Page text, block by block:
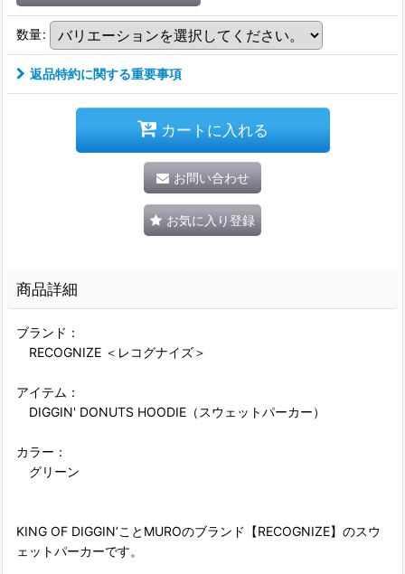
数量:
返品特約に関する重要事項
カートに入れる
お問い合わせ
お気に入り登録
商品詳細
ブランド：
RECOGNIZE ＜レコグナイズ＞
アイテム：
DIGGIN' DONUTS HOODIE（スウェットパーカー）
カラー：
グリーン
KING OF DIGGIN’ことMUROのブランド【RECOGNIZE】のスウ
ェットパーカーです。